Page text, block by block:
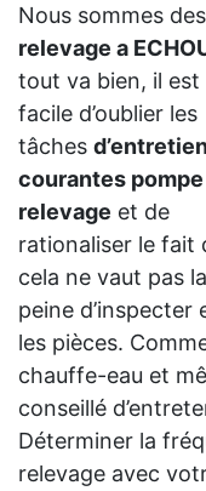
Nous sommes des
relevage a
tout va bien, il est
facile d’oublier les
tâches
courantes pompe
relevage et de
rationaliser le fait
cela ne vaut pas la
peine
les pièces.
chauffe-eau et
conseillé
Déterminer la
relevage avec